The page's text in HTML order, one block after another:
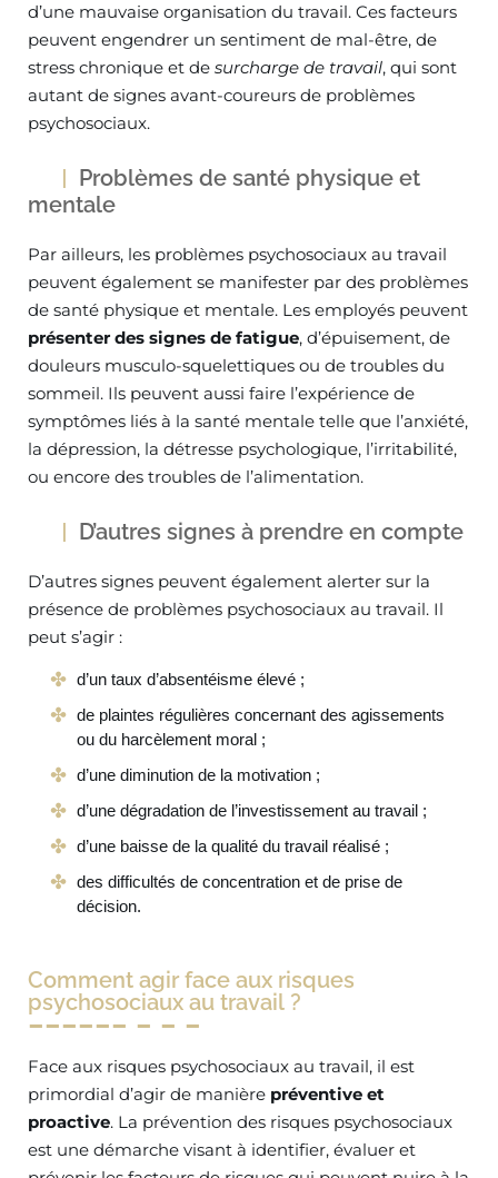
d’une mauvaise organisation du travail. Ces facteurs
peuvent engendrer un sentiment de mal-être, de
stress chronique et de surcharge de travail, qui sont
autant de signes avant-coureurs de problèmes
psychosociaux.
Problèmes de santé physique et
mentale
Par ailleurs, les problèmes psychosociaux au travail
peuvent également se manifester par des problèmes
de santé physique et mentale. Les employés peuvent
présenter des signes de fatigue, d’épuisement, de
douleurs musculo-squelettiques ou de troubles du
sommeil. Ils peuvent aussi faire l’expérience de
symptômes liés à la santé mentale telle que l’anxiété,
la dépression, la détresse psychologique, l’irritabilité,
ou encore des troubles de l’alimentation.
D’autres signes à prendre en compte
D’autres signes peuvent également alerter sur la
présence de problèmes psychosociaux au travail. Il
peut s’agir :
d’un taux d’absentéisme élevé ;
de plaintes régulières concernant des agissements
ou du harcèlement moral ;
d’une diminution de la motivation ;
d’une dégradation de l’investissement au travail ;
d’une baisse de la qualité du travail réalisé ;
des difficultés de concentration et de prise de
décision.
Comment agir face aux risques
psychosociaux au travail ?
Face aux risques psychosociaux au travail, il est
primordial d’agir de manière préventive et
proactive. La prévention des risques psychosociaux
est une démarche visant à identifier, évaluer et